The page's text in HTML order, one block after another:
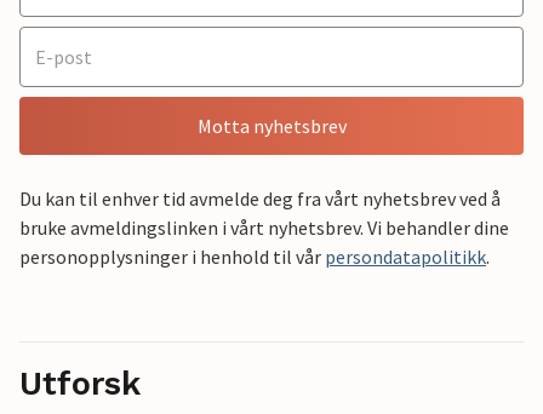
Motta nyhetsbrev
Du kan til enhver tid avmelde deg fra vårt nyhetsbrev ved å
bruke avmeldingslinken i vårt nyhetsbrev. Vi behandler dine
personopplysninger i henhold til vår persondatapolitikk.
Utforsk